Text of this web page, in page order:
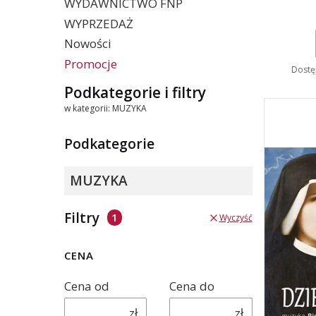
WYPRZEDAŻ
Nowości
Promocje
Koniec menu
Podkategorie i filtry
w kategorii: MUZYKA
Podkategorie
MUZYKA
Filtry Wyczyść
CENA
Cena od
Cena do